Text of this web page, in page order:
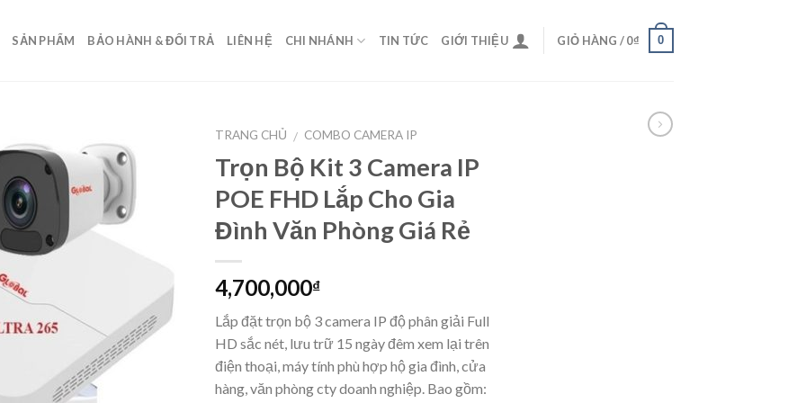
SẢN PHẨM BẢO HÀNH & ĐỔI TRẢ LIÊN HỆ CHI NHÁNH TIN TỨC GIỚI THIỆU GIỎ HÀNG /0₫ 0
TRANG CHỦ / COMBO CAMERA IP
Trọn Bộ Kit 3 Camera IP
POE FHD Lắp Cho Gia
Đình Văn Phòng Giá Rẻ
4,700,000₫
Lắp đặt trọn bộ 3 camera IP độ phân giải Full
HD sắc nét, lưu trữ 15 ngày đêm xem lại trên
điện thoại, máy tính phù hợp hộ gia đình, cửa
hàng, văn phòng cty doanh nghiệp. Bao gồm: